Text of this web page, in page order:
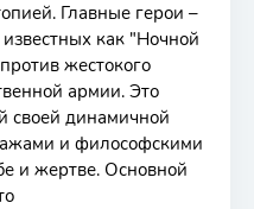
Главные герои –
как "Ночной
жестокого
армии. Это
своей динамичной
и философскими
и жертве. Основной